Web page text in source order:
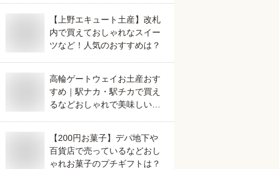
【上野エキュート土産】改札
内で買えておしゃれなスイー
ツなど！人気のおすすめは？
高輪ゲートウェイお土産おす
すめ｜駅ナカ・駅チカで買え
るなどおしゃれで美味しいも
【200円お菓子】デパ地下や
百貨店で売っているなどおし
ゃれお菓子のプチギフトは？